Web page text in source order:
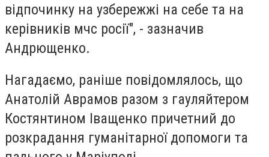
відпочинку на узбережжі на себе та на
керівників мчс росії", - зазначив
Андрющенко.
Нагадаємо, раніше повідомлялось, що
Анатолій Аврамов разом з гауляйтером
Костянтином Іващенко причетний до
розкрадання гуманітарної допомоги та